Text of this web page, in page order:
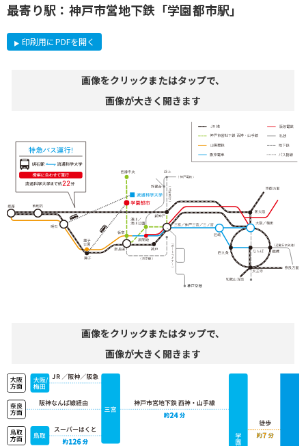
最寄り駅：神戸市営地下鉄「学園都市駅」
印刷用にPDFを開く
画像をクリックまたはタップで、
画像が大きく開きます
画像をクリックまたはタップで、
画像が大きく開きます